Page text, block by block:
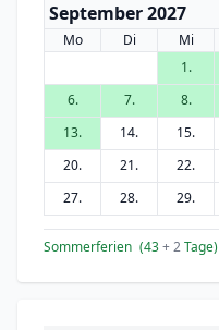
September 2027
Mo Di Mi
1.
6.
7. 8.
13.
14. 15.
20.
21. 22.
27.
28. 29.
Sommerferien (43+ 2Tage)